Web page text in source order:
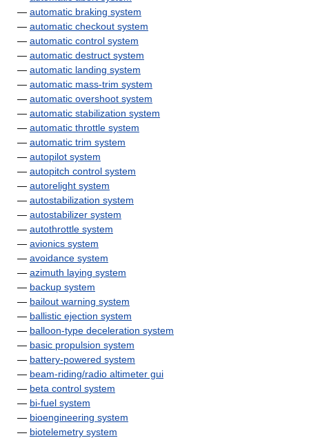
— automatic braking system
— automatic checkout system
— automatic control system
— automatic destruct system
— automatic landing system
— automatic mass-trim system
— automatic overshoot system
— automatic stabilization system
— automatic throttle system
— automatic trim system
— autopilot system
— autopitch control system
— autorelight system
— autostabilization system
— autostabilizer system
— autothrottle system
— avionics system
— avoidance system
— azimuth laying system
— backup system
— bailout warning system
— ballistic ejection system
— balloon-type deceleration system
— basic propulsion system
— battery-powered system
— beam-riding/radio altimeter gui
— beta control system
— bi-fuel system
— bioengineering system
— biotelemetry system